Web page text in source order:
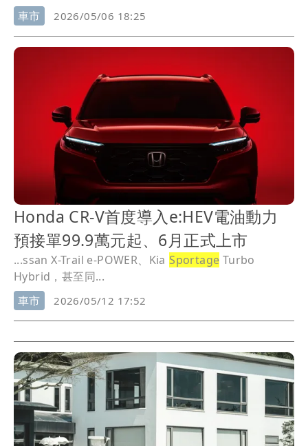
車市
2026/05/06 18:25
Honda CR-V首度導入e:HEV電油動力
預接單99.9萬元起、6月正式上市
...ssan X-Trail e-POWER、Kia Sportage Turbo
Hybrid，甚至同...
車市
2026/05/12 17:52